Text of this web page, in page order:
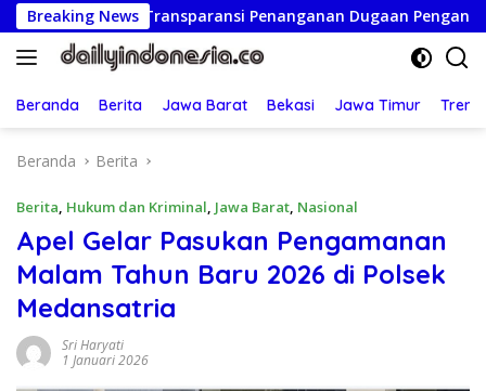
Langsung
ke
konten
Breaking News
Transparansi Penanganan Dugaan Penganiayaan
Beranda Berita Jawa Barat Bekasi Jawa Timur
Beranda Berita
Berita, Hukum dan Kriminal, Jawa Barat, Nasional
Apel Gelar Pasukan Pengamanan
Malam Tahun Baru 2026 di Polsek
Medansatria
Sri Haryati
1 Januari 2026